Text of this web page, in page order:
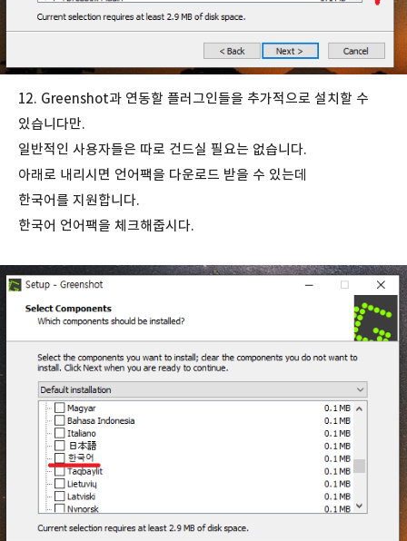
12. Greenshot과 연동할 플러그인들을 추가적으로 설치할 수
있습니다만.
일반적인 사용자들은 따로 건드실 필요는 없습니다.
아래로 내리시면 언어팩을 다운로드 받을 수 있는데
한국어를 지원합니다.
한국어 언어팩을 체크해줍시다.